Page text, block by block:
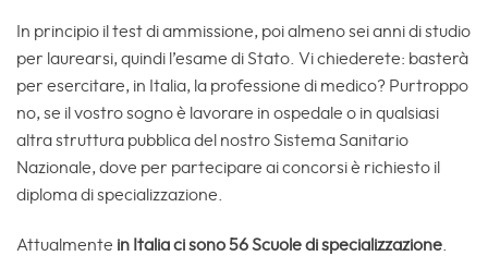
In principio il test di ammissione, poi almeno sei anni di studio
per laurearsi, quindi l’esame di Stato. Vi chiederete: basterà
per esercitare, in Italia, la professione di medico? Purtroppo
no, se il vostro sogno è lavorare in ospedale o in qualsiasi
altra struttura pubblica del nostro Sistema Sanitario
Nazionale, dove per partecipare ai concorsi è richiesto il
diploma di specializzazione.
Attualmente in Italia ci sono 56 Scuole di specializzazione